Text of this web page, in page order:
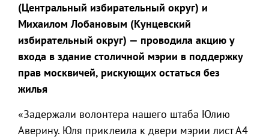
(Центральный избирательный округ) и
Михаилом Лобановым (Кунцевский
избирательный округ) — проводила акцию у
входа в здание столичной мэрии в поддержку
прав москвичей, рискующих остаться без
жилья
«Задержали волонтера нашего штаба Юлию
Аверину. Юля приклеила к двери мэрии лист А4